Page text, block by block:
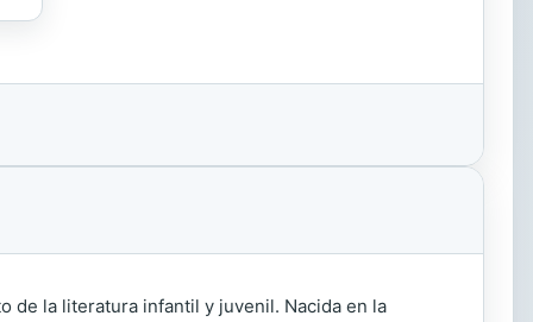
de la literatura infantil y juvenil. Nacida en la